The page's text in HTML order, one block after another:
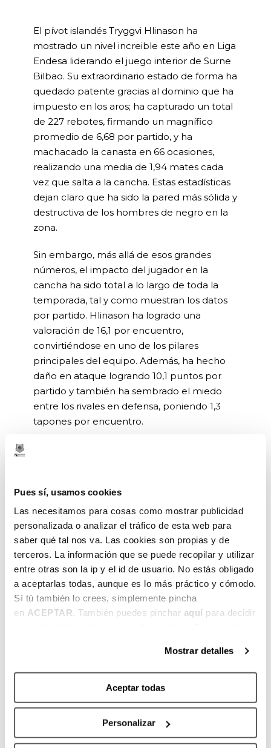
Pues sí, usamos cookies
Las necesitamos para cosas como mostrar publicidad
personalizada o analizar el tráfico de esta web para
saber qué tal nos va. Las cookies son propias y de
terceros. La información que se puede recopilar y utilizar
entre otras son la ip y el id de usuario. No estás obligado
a aceptarlas todas, aunque es lo más práctico y cómodo.
Sí tú también lo crees, simplemente pincha
en ACEPTAR. También puedes pinchar aquí para decidir
Mostrar detalles
Aceptar todas
Personalizar
El pívot islandés Tryggvi Hlinason ha
mostrado un nivel increible este año en Liga
Endesa liderando el juego interior de Surne
Bilbao. Su extraordinario estado de forma ha
quedado patente gracias al dominio que ha
impuesto en los aros; ha capturado un total
de 227 rebotes, firmando un magnífico
promedio de 6,68 por partido, y ha
machacado la canasta en 66 ocasiones,
realizando una media de 1,94 mates cada
vez que salta a la cancha. Estas estadísticas
dejan claro que ha sido la pared más sólida y
destructiva de los hombres de negro en la
zona.
Sin embargo, más allá de esos grandes
números, el impacto del jugador en la
cancha ha sido total a lo largo de toda la
temporada, tal y como muestran los datos
por partido. Hlinason ha logrado una
valoración de 16,1 por encuentro,
convirtiéndose en uno de los pilares
principales del equipo. Además, ha hecho
daño en ataque logrando 10,1 puntos por
partido y también ha sembrado el miedo
entre los rivales en defensa, poniendo 1,3
tapones por encuentro.
alto. Precisamente, en la épica victoria
lograda en la última jornada contra el La
Laguna Tenerife, Hlinason jugó un partido
histórico; consiguió 20 puntos, 11 rebotes y
35 de valoración para dar al Surne Bilbao el
billete para los playoffs. Por lo tanto, el
islandés ha sumado este año regularidad y
liderazgo a su habitual e impresionante
colección de mates y rebotes, haciendo
ANTERIOR SIGUIENTE